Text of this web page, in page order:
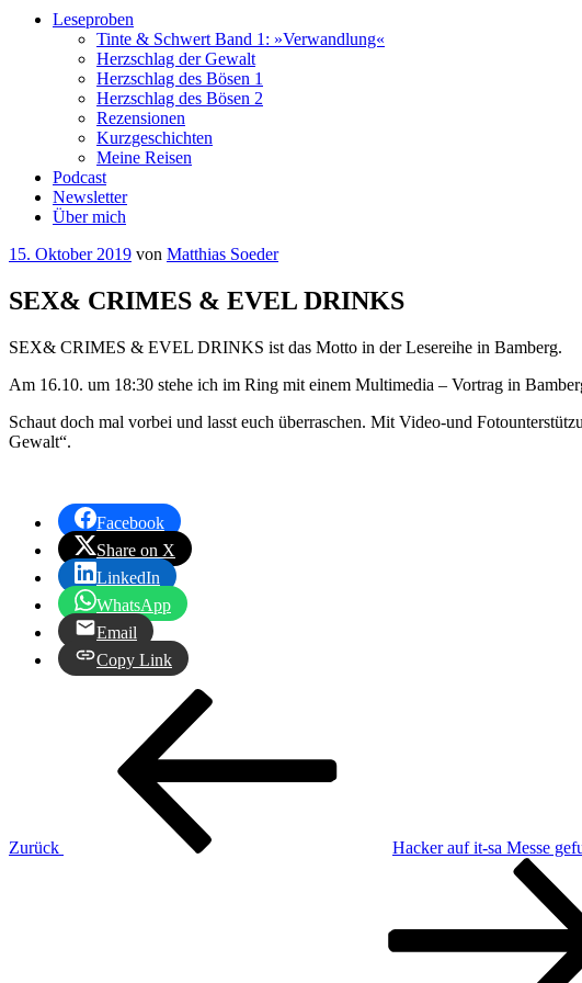
Leseproben
Tinte & Schwert Band 1: »Verwandlung«
Herzschlag der Gewalt
Herzschlag des Bösen 1
Herzschlag des Bösen 2
Rezensionen
Kurzgeschichten
Meine Reisen
Podcast
Newsletter
Über mich
Veröffentlicht
15. Oktober 2019 von Matthias Soeder
SEX& CRIMES & EVEL DRINKS
SEX& CRIMES & EVEL DRINKS ist das Motto in der Lesereihe in Bamberg.
Am 16.10. um 18:30 stehe ich im Ring mit einem Multimedia – Vortrag in
Schaut doch mal vorbei und lasst euch überraschen. Mit Video-und
Gewalt“.
Facebook
Share on X
LinkedIn
WhatsApp
Email
Copy Link
Beitragsnavigation
Zurück
Hacker auf it-sa Messe